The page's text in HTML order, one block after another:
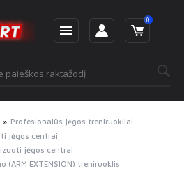
0
Profesionalūs jėgos treniruokliai
jėgos centrai
jėgos centrai
(ARM EXTENSION) treniruoklis